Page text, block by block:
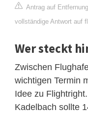
Antrag auf
vollständige Antwort auf
Wer steckt
Zwischen
wichtigen Termin
Idee zu
Kadelbach sollte